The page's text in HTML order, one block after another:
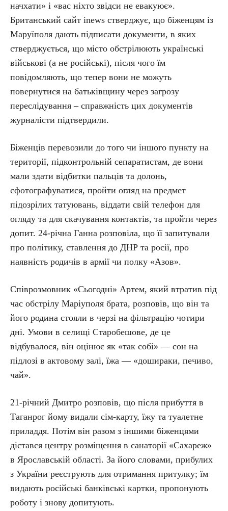
начхати» і «вас ніхто звідси не евакуює».
Британський сайт inews стверджує, що біженцям із
Маруїполя дають підписати документи, в яких
стверджується, що місто обстрілюють українські
військові (а не російські), після чого їм
повідомляють, що тепер вони не можуть
повернутися на батьківщину через загрозу
переслідування – справжність цих документів
журналісти підтвердили.
Біженців перевозили до того чи іншого пункту на
території, підконтрольній сепаратистам, де вони
мали здати відбитки пальців та долонь,
сфотографуватися, пройти огляд на предмет
підозрілих татуювань, віддати свій телефон для
огляду та для скачування контактів, та пройти через
допит. 24-річна Ганна розповіла, що її запитували
про політику, ставлення до ДНР та росії, про
наявність родичів в армії чи полку «Азов».
Співрозмовник «Сьогодні» Артем, який втратив під
час обстрілу Маріуполя брата, розповів, що він та
його родина стояли в черзі на фільтрацію чотири
дні. Умови в селищі Старобешове, де це
відбувалося, він оцінює як «так собі» — сон на
підлозі в актовому залі, їжа — «дошираки, печиво,
чай».
21-річний Дмитро розповів, що після прибуття в
Таганрог йому видали сім-карту, їжу та туалетне
приладдя. Потім він разом з іншими біженцями
дістався центру розміщення в санаторії «Сахареж»
в Ярославській області. За його словами, прибулих
з України реєструють для отримання притулку; їм
видають російські банківські картки, пропонують
роботу і знову допитують.